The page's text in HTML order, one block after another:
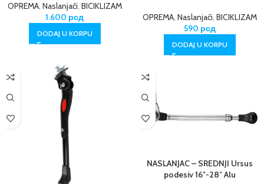
OPREMA, Naslanjači, BICIKLIZAM
1.600 рсд
DODAJ U KORPU
OPREMA, Naslanjači BICIKLIZAM
590 рсд
DODAJ U KORPU
NASLANJAC – SREDNJI Ursus
podesiv 16″-28″ Alu